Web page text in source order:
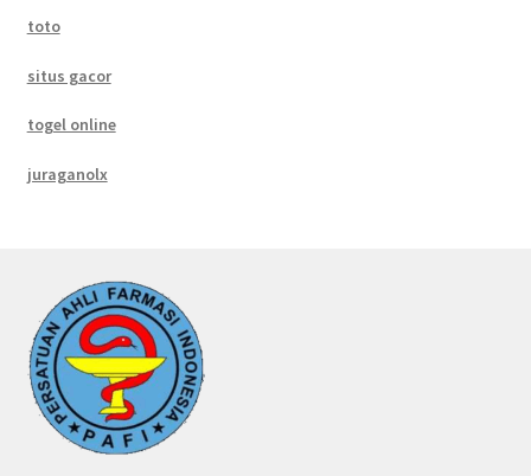
toto
situs gacor
togel online
juraganolx